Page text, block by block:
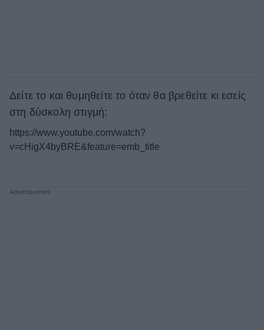
Δείτε το και θυμηθείτε το όταν θα βρεθείτε κι εσείς
στη δύσκολη στιγμή:
https://www.youtube.com/watch?
v=cHigX4byBRE&feature=emb_title